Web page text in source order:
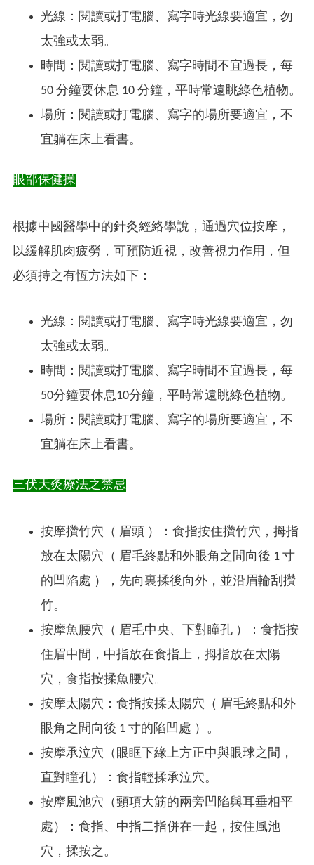
光線：閱讀或打電腦、寫字時光線要適宜，勿
太強或太弱。
時間：閱讀或打電腦、寫字時間不宜過長，每
50 分鐘要休息 10 分鐘，平時常遠眺綠色植物。
場所：閱讀或打電腦、寫字的場所要適宜，不
宜躺在床上看書。
眼部保健操
根據中國醫學中的針灸經絡學說，通過穴位按摩，
以緩解肌肉疲勞，可預防近視，改善視力作用，但
必須持之有恆方法如下：
光線：閱讀或打電腦、寫字時光線要適宜，勿
太強或太弱。
時間：閱讀或打電腦、寫字時間不宜過長，每
50分鐘要休息10分鐘，平時常遠眺綠色植物。
場所：閱讀或打電腦、寫字的場所要適宜，不
宜躺在床上看書。
三伏天灸療法之禁忌
按摩攢竹穴（ 眉頭 ）：食指按住攢竹穴，拇指
放在太陽穴（ 眉毛終點和外眼角之間向後 1 寸
的凹陷處 ），先向裏揉後向外，並沿眉輪刮攢
竹。
按摩魚腰穴（ 眉毛中央、下對瞳孔 ）：食指按
住眉中間，中指放在食指上，拇指放在太陽
穴，食指按揉魚腰穴。
按摩太陽穴：食指按揉太陽穴（ 眉毛終點和外
眼角之間向後 1 寸的陷凹處 ）。
按摩承泣穴（眼眶下緣上方正中與眼球之間，
直對瞳孔）：食指輕揉承泣穴。
按摩風池穴（頸項大筋的兩旁凹陷與耳垂相平
處）：食指、中指二指併在一起，按住風池
穴，揉按之。